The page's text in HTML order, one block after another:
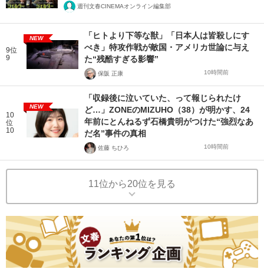
週刊文春CINEMAオンライン編集部
9位
9
NEW
「ヒトより下等な獣」「日本人は皆殺しにす
べき」特攻作戦が敵国・アメリカ世論に与え
た“残酷すぎる影響”
保阪 正康 10時間前
10
位
10
NEW
「収録後に泣いていた、って報じられたけ
ど…」ZONEのMIZUHO（38）が明かす、24
年前にとんねるず石橋貴明がつけた“強烈なあ
だ名”事件の真相
佐藤 ちひろ 10時間前
11位から20位を見る